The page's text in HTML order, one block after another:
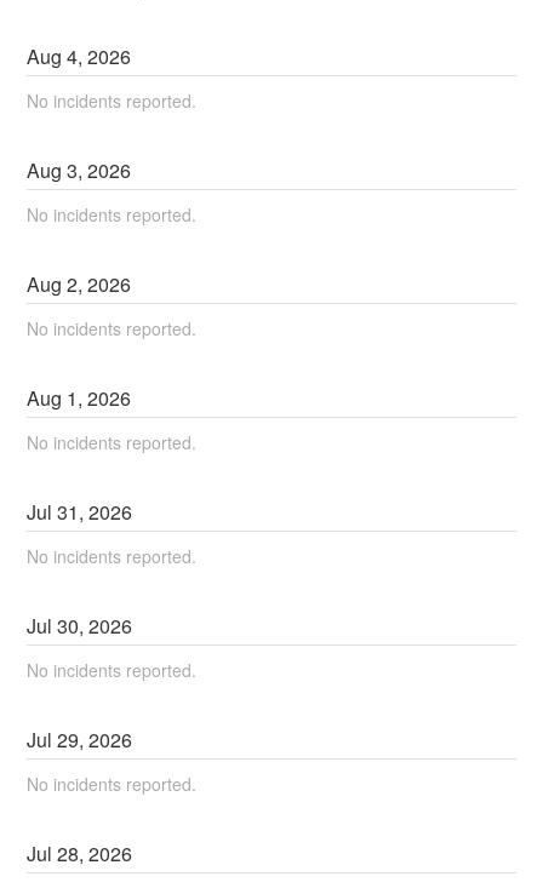
Aug4,2026
No incidents reported.
Aug3,2026
No incidents reported.
Aug2,2026
No incidents reported.
Aug 1,2026
No incidents reported.
Jul31,2026
No incidents reported.
Jul30,2026
No incidents reported.
Jul29,2026
No incidents reported.
Jul28,2026